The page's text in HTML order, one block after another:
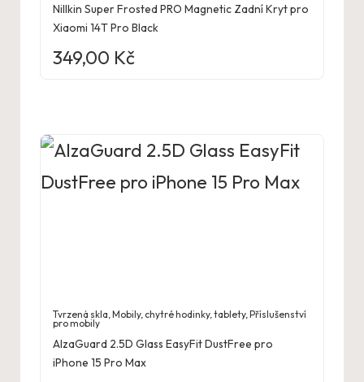
Nillkin Super Frosted PRO Magnetic Zadní Kryt pro
Xiaomi 14T Pro Black
349,00 Kč
Tvrzená skla ,Mobily, chytré hodinky, tablety,Příslušenství
pro mobily
AlzaGuard 2.5D Glass EasyFit DustFree pro
iPhone 15 Pro Max